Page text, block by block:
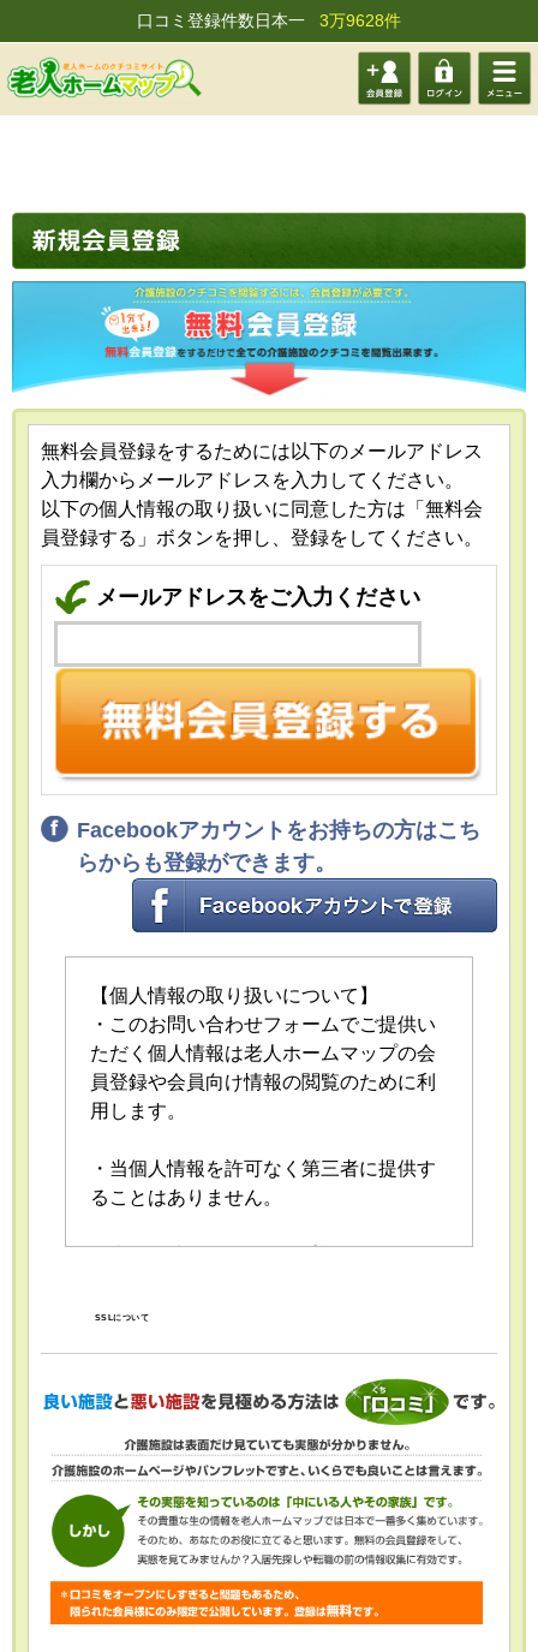
口コミ登録件数日本一 3万9628件
会員登 ログイ メニュ
無料会員登録をするためには以下のメールアドレス
入力欄からメールアドレスを入力してください。
以下の個人情報の取り扱いに同意した方は「無料会
員登録する」ボタンを押し、登録をしてください。
メールアドレスをご入力ください
Facebookアカウントをお持ちの方はこち
らからも登録ができます。
【個人情報の取り扱いについて】
・このお問い合わせフォームでご提供い
ただく個人情報は老人ホームマップの会
員登録や会員向け情報の閲覧のために利
用します。
・当個人情報を許可なく第三者に提供す
ることはありません。
おける個人情報の安全管理が図られるよ
・当個人情報の利用目的の通知、開示、
内容の訂正・追加または削除、利用の停
止・消去および第三者への提供の停止
（「開示等」といいます。）を受け付け
ております。開示等の求めは、以下の
「個人情報苦情及び相談窓口」で受け付
けます。
SSLについて